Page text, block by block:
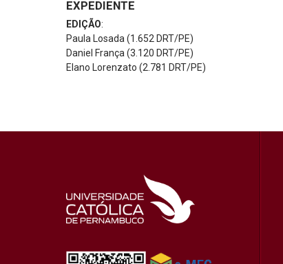
EXPEDIENTE
EDIÇÃO:
Paula Losada (1.652 DRT/PE)
Daniel França (3.120 DRT/PE)
Elano Lorenzato (2.781 DRT/PE)